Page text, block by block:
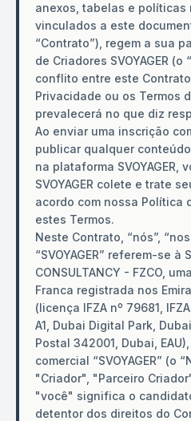
anexos, tabelas e políticas
vinculados a este
“Contrato”), regem a sua
de Criadores SVOYAGER (o
conflito entre este
Privacidade ou os Termos
prevalecerá no que diz
Ao enviar uma inscrição
publicar qualquer
na plataforma SVOYAGER,
SVOYAGER colete e trate
acordo com nossa Política
estes Termos.
Neste Contrato, “nós”,
“SVOYAGER” referem-se à
CONSULTANCY - FZCO,
Franca registrada nos
(licença IFZA nº 79681,
A1, Dubai Digital Park,
Postal 342001, Dubai,
comercial “SVOYAGER” (o
"Criador", "Parceiro
"você" significa o
detentor dos direitos do